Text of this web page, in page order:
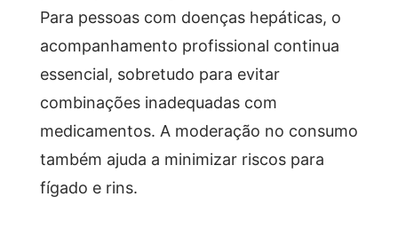
Para pessoas com doenças hepáticas, o
acompanhamento profissional continua
essencial, sobretudo para evitar
combinações inadequadas com
medicamentos. A moderação no consumo
também ajuda a minimizar riscos para
fígado e rins.